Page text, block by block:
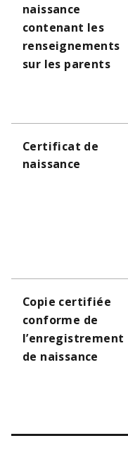
naissance
contenant les
renseignements
sur les parents
Certificat de
naissance
Copie certifiée
conforme de
l’enregistrement
de naissance